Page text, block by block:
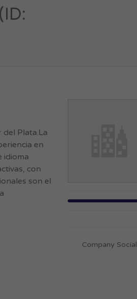
Plata.La
en
idioma
con
son el
Company Social